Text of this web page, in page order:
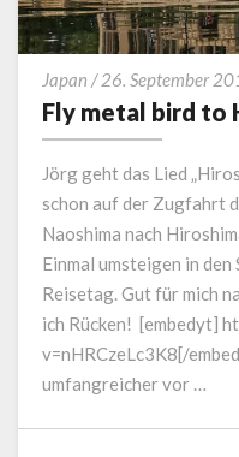
Japan /26. September
Fly metal bird to
Jörg geht das Lied
schon auf der Zugfahrt
Naoshima nach
Einmal umsteigen in
Reisetag. Gut für mich
ich Rücken! [embedyt]
v=nHRCzeLc3K8[/
umfangreicher vor …